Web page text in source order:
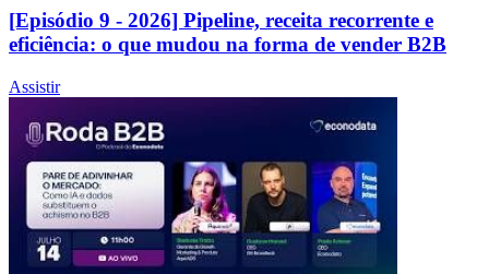
[Episódio 9 - 2026] Pipeline, receita recorrente e
eficiência: o que mudou na forma de vender B2B
Assistir